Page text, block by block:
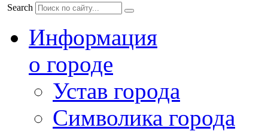
Search
Информация
о городе
Устав города
Символика города